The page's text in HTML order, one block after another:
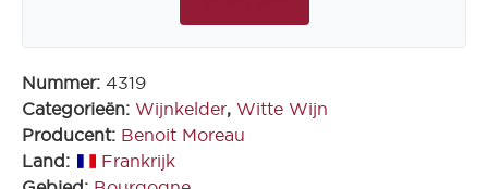
Nummer: 4319
Categorieën: Wijnkelder, Witte Wijn
Producent: Benoit Moreau
Land:
Frankrijk